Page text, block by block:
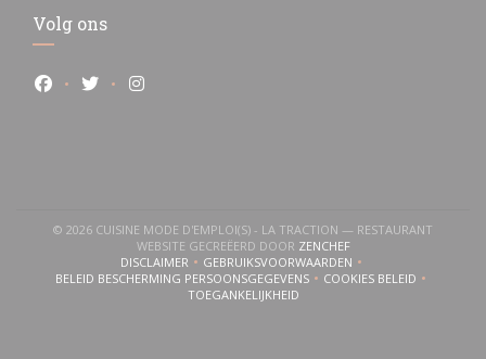
Volg ons
Facebook ((opent in een nieuw venster))
Twitter ((opent in een nieuw venster))
Instagram ((opent in een nieuw venster))
© 2026 CUISINE MODE D'EMPLOI(S) - LA TRACTION — RESTAURANT
WEBSITE GECREËERD DOOR ZENCHEF((OPENT IN EEN NIEUW
DISCLAIMER((OPENT IN EEN NIEUW VENSTER))
GEBRUIKSVOORWAARDEN((OPENT IN EEN NIEUW VENSTER))
BELEID BESCHERMING PERSOONSGEGEVENS
((OPENT IN EEN NIEUW VENSTER))
COOKIES BELEID((OPENT IN EEN
TOEGANKELIJKHEID((OPENT IN EEN NIEUW VENSTER))